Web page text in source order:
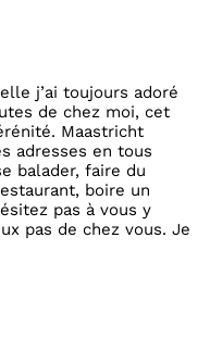
j’ai toujours adoré
de chez moi, cet
Maastricht
adresses en tous
balader, faire du
boire un
pas à vous y
pas de chez vous. Je